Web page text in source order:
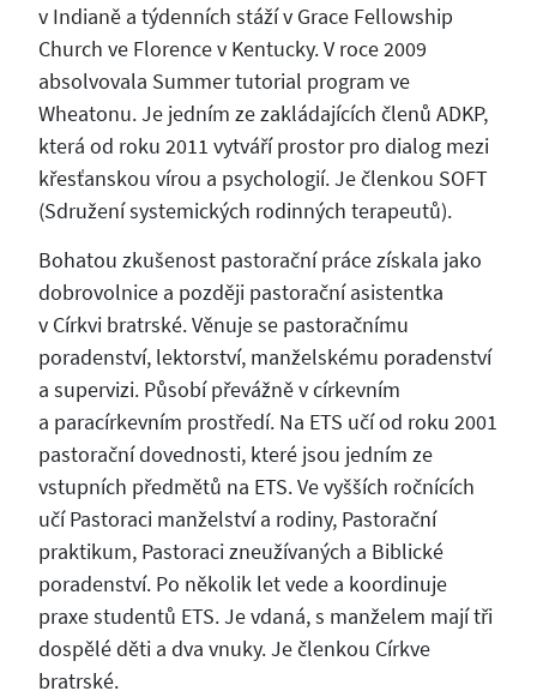
v Indianě a týdenních stáží v Grace Fellowship
Church ve Florence v Kentucky. V roce 2009
absolvovala Summer tutorial program ve
Wheatonu. Je jedním ze zakládajících členů ADKP,
která od roku 2011 vytváří prostor pro dialog mezi
křesťanskou vírou a psychologií. Je členkou SOFT
(Sdružení systemických rodinných terapeutů).
Bohatou zkušenost pastorační práce získala jako
dobrovolnice a později pastorační asistentka
v Církvi bratrské. Věnuje se pastoračnímu
poradenství, lektorství, manželskému poradenství
a supervizi. Působí převážně v církevním
a paracírkevním prostředí. Na ETS učí od roku 2001
pastorační dovednosti, které jsou jedním ze
vstupních předmětů na ETS. Ve vyšších ročnících
učí Pastoraci manželství a rodiny, Pastorační
praktikum, Pastoraci zneužívaných a Biblické
poradenství. Po několik let vede a koordinuje
praxe studentů ETS. Je vdaná, s manželem mají tři
dospělé děti a dva vnuky. Je členkou Církve
bratrské.